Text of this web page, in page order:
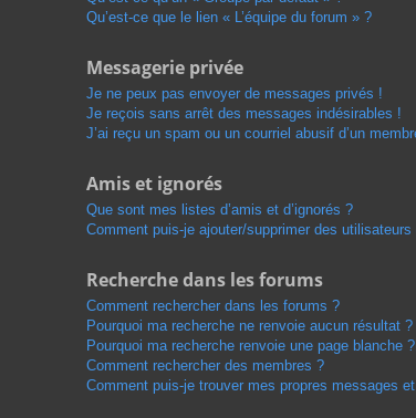
Qu’est-ce que le lien « L’équipe du forum » ?
Messagerie privée
Je ne peux pas envoyer de messages privés !
Je reçois sans arrêt des messages indésirables !
J’ai reçu un spam ou un courriel abusif d’un
Amis et ignorés
Que sont mes listes d’amis et d’ignorés ?
Comment puis-je ajouter/supprimer des utilisateurs
Recherche dans les forums
Comment rechercher dans les forums ?
Pourquoi ma recherche ne renvoie aucun résultat ?
Pourquoi ma recherche renvoie une page blanche
Comment rechercher des membres ?
Comment puis-je trouver mes propres messages